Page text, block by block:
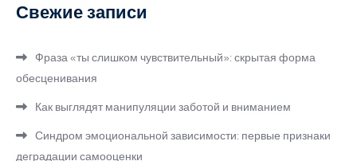
Свежие записи
Фраза «ты слишком чувствительный»: скрытая форма
обесценивания
Как выглядят манипуляции заботой и вниманием
Синдром эмоциональной зависимости: первые признаки
деградации самооценки